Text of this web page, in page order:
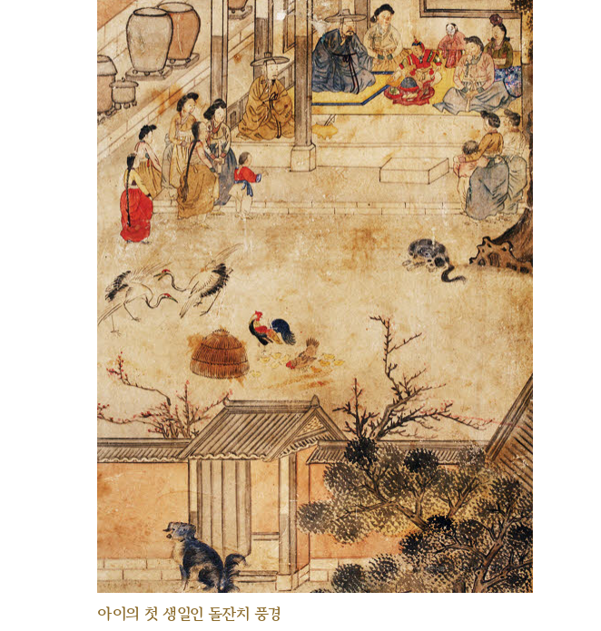
아이의 첫 생일인 돌잔치 풍경